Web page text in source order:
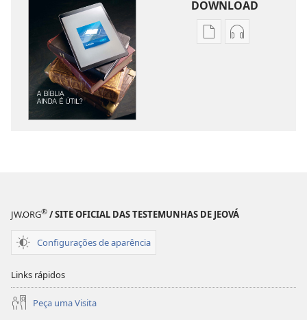
DOWNLOAD
OpçõesOpções
útil?
JW.ORG® / SITE OFICIAL DAS TESTEMUNHAS DE JEOVÁ
Configurações de aparência
Links rápidos
Peça uma Visita